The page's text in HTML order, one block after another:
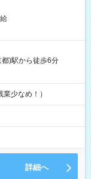
都)駅から徒歩6分
少なめ！）
詳細へ